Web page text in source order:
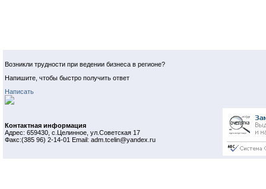
Возникли трудности при ведении бизнеса в регионе?
Напишите, чтобы быстро получить ответ
Написать
Контактная информация
Адрес: 659430, с.Целинное, ул.Советская 17
Факс:(385 96) 2-14-01 Email: adm.tcelin@yandex.ru